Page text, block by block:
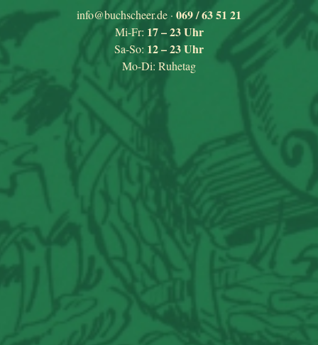
content
info@buchscheer.de · 069 / 63 51 21
Mi-Fr: 17 – 23 Uhr
Sa-So: 12 – 23 Uhr
Mo-Di: Ruhetag